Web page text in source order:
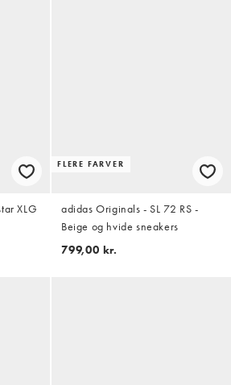
XLG
FLERE FARVER
adidas Originals - SL 72 RS -
Beige og hvide sneakers
799,00 kr.